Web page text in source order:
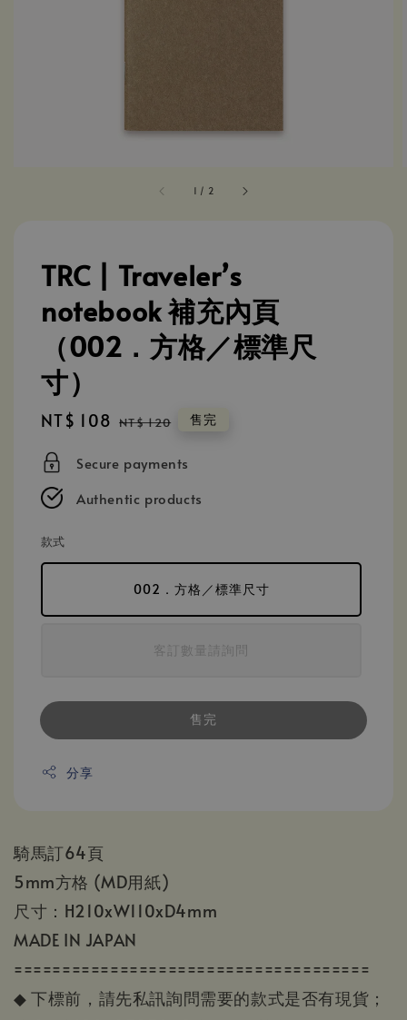
1 / 2
TRC | Traveler’s
notebook 補充內頁
（002．方格／標準尺
寸）
Sale
NT$ 108 Regular
NT$ 120 售完
Secure payments
Authentic products
款式
002．方格／標準尺寸
客訂數量請詢問
售完
分享
騎馬訂64頁
5mm方格 (MD用紙)
尺寸：H210xW110xD4mm
MADE IN JAPAN
=====================================
◆ 下標前，請先私訊詢問需要的款式是否有現貨；